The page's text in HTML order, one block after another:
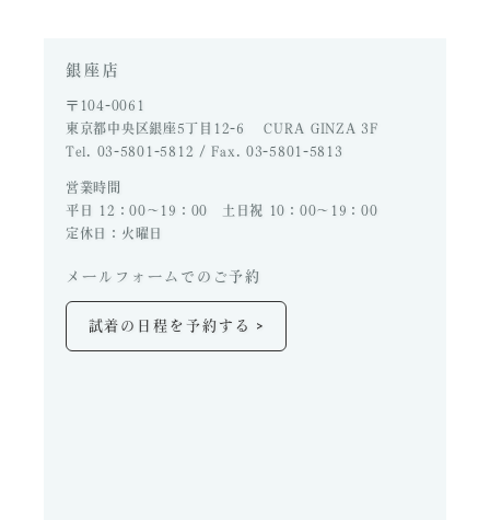
銀座店
〒104-0061
東京都中央区銀座5丁目12-6 CURA GINZA 3F
Tel. 03-5801-5812 / Fax. 03-5801-5813
営業時間
平日 12：00～19：00 土日祝 10：00～19：00
定休日：火曜日
メールフォームでのご予約
試着の日程を予約する >